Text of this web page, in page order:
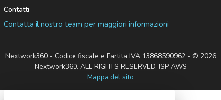
Contatti
Contatta il nostro team per maggiori informazioni
Nextwork360 - Codice fiscale e Partita IVA 13868590962 - © 2026
Nextwork360. ALL RIGHTS RESERVED. ISP AWS
Mappa del sito